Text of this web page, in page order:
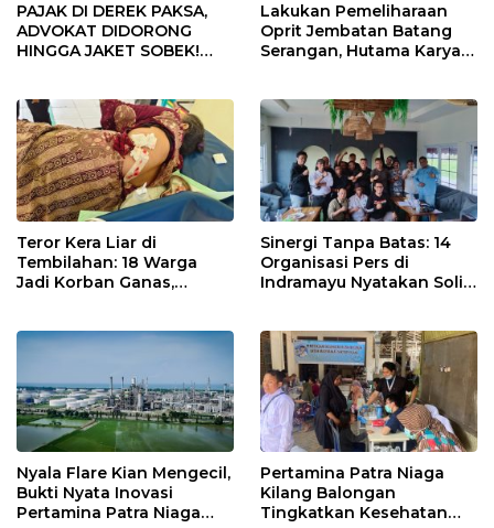
PAJAK DI DEREK PAKSA,
ADVOKAT DIDORONG
HINGGA JAKET SOBEK!
Pekanbaru!
Lakukan Pemeliharaan
Oprit Jembatan Batang
Serangan, Hutama Karya
Teror Kera Liar di
Tembilahan: 18 Warga
Jadi Korban Ganas,
Sinergi Tanpa Batas: 14
Organisasi Pers di
Indramayu Nyatakan Solid
Nyala Flare Kian Mengecil,
Bukti Nyata Inovasi
Pertamina Patra Niaga
Pertamina Patra Niaga
Kilang Balongan
Tingkatkan Kesehatan